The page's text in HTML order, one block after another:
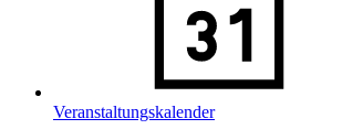
Veranstaltungskalender